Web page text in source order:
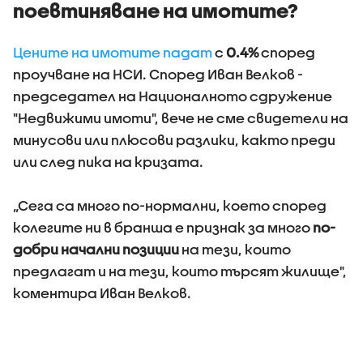
поевтиняване на имотите?
Цените на имотите падатс 0.4%според
проучване на НСИ. Според Иван Велков -
председател на Националното сдружение
"Недвижими имоти", вече не сме свидетели на
минусови или плюсови разлики, както преди
или след пика на кризата.
„Сега са много по-нормални, което според
колегите ни в бранша е признак за много по-
добри начални позиции на тези, които
предлагат и на тези, които търсят жилище",
коментира Иван Велков.